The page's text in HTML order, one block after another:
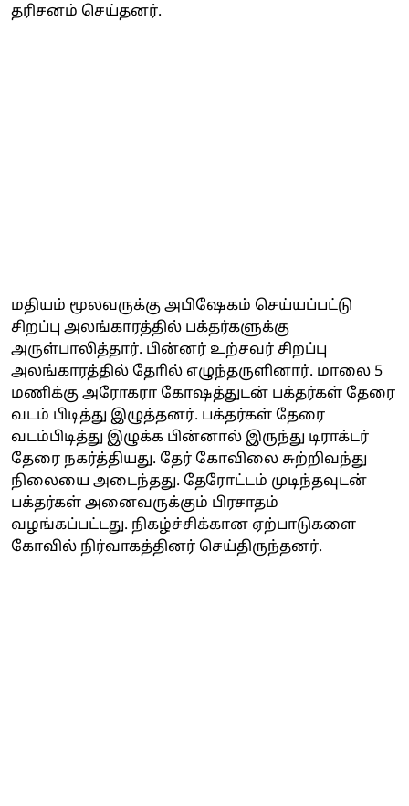
தரிசனம் செய்தனர்.
மதியம் மூலவருக்கு அபிஷேகம் செய்யப்பட்டு
சிறப்பு அலங்காரத்தில் பக்தர்களுக்கு
அருள்பாலித்தார். பின்னர் உற்சவர் சிறப்பு
அலங்காரத்தில் தோில் எழுந்தருளினார். மாலை 5
மணிக்கு அரோகரா கோஷத்துடன் பக்தர்கள் தேரை
வடம் பிடித்து இழுத்தனர். பக்தர்கள் தேரை
வடம்பிடித்து இழுக்க பின்னால் இருந்து டிராக்டர்
தேரை நகர்த்தியது. தேர் கோவிலை சுற்றிவந்து
நிலையை அடைந்தது. தேரோட்டம் முடிந்தவுடன்
பக்தர்கள் அனைவருக்கும் பிரசாதம்
வழங்கப்பட்டது. நிகழ்ச்சிக்கான ஏற்பாடுகளை
கோவில் நிர்வாகத்தினர் செய்திருந்தனர்.